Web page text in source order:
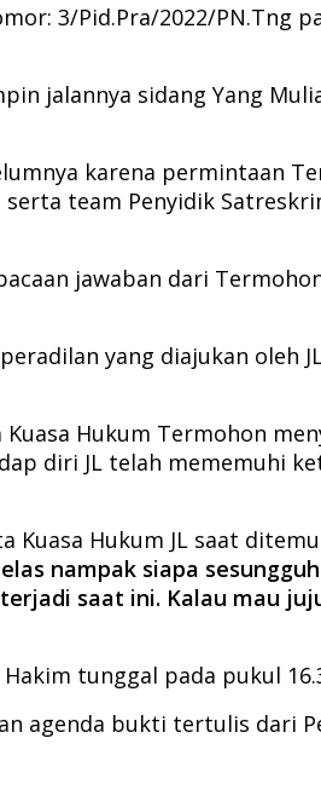
3/Pid.Pra/2022/PN.Tng
jalannya sidang Yang
karena permintaan
team Penyidik
jawaban dari
yang diajukan oleh
Hukum Termohon
diri JL telah mememuhi
Kuasa Hukum JL saat
nampak siapa
saat ini. Kalau mau
tunggal pada pukul
agenda bukti tertulis dari